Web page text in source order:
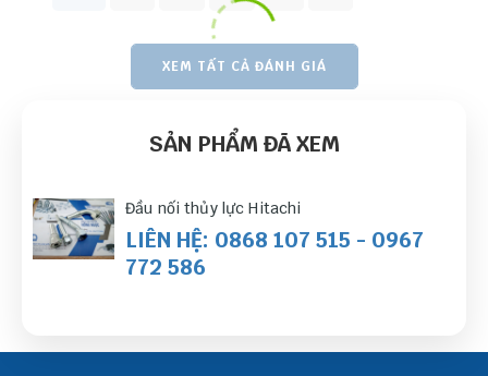
XEM TẤT CẢ ĐÁNH GIÁ
SẢN PHẨM ĐÃ XEM
Đầu nối thủy lực Hitachi
LIÊN HỆ: 0868 107 515 - 0967
772 586